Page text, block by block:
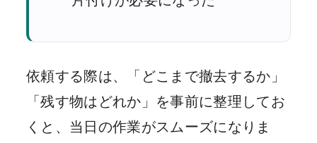
依頼する際は、「どこまで撤去するか」
「残す物はどれか」を事前に整理してお
くと、当日の作業がスムーズになりま